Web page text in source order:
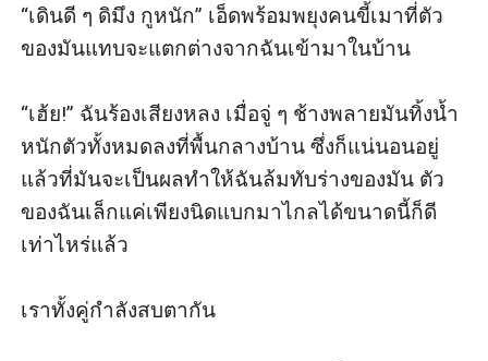
“เดินดี ๆ ดิมึง กูหนัก” เอ็ดพร้อมพยุงคนขี้เมาที่ตัว
ของมันแทบจะแตกต่างจากฉันเข้ามาในบ้าน
“เฮ้ย!” ฉันร้องเสียงหลง เมื่อจู่ ๆ ช้างพลายมันทิ้งน้ำ
หนักตัวทั้งหมดลงที่พื้นกลางบ้าน ซึ่งก็แน่นอนอยู่
แล้วที่มันจะเป็นผลทำให้ฉันล้มทับร่างของมัน ตัว
ของฉันเล็กแค่เพียงนิดแบกมาไกลได้ขนาดนี้ก็ดี
เท่าไหร่แล้ว
เราทั้งคู่กำลังสบตากัน